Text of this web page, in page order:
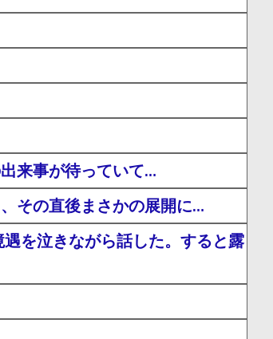
来事が待っていて…
その直後まさかの展開に…
を泣きながら話した。すると露